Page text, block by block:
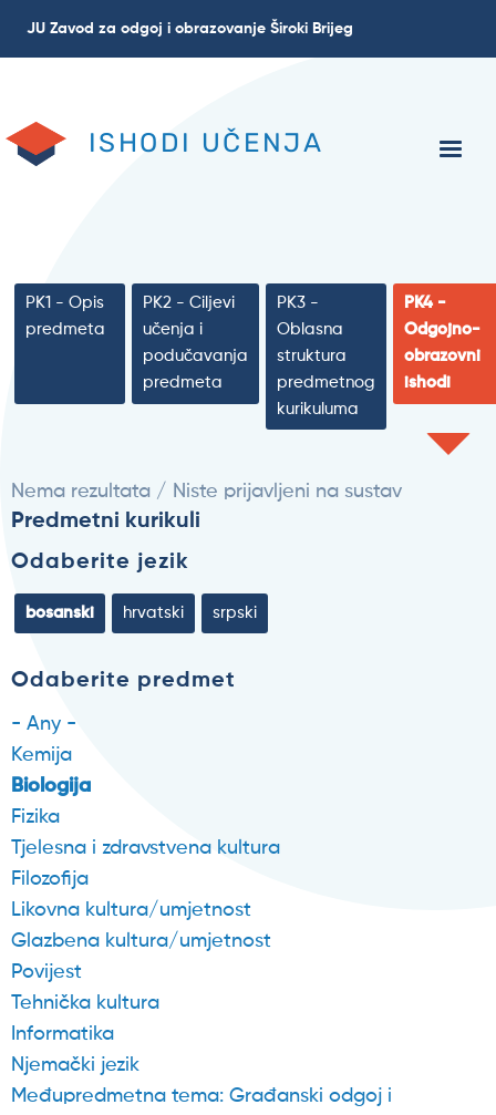
JU Zavod za odgoj i obrazovanje Široki Brijeg
ISHODI UČENJA
PK1 - Opis
predmeta
PK2 - Ciljevi
učenja i
podučavanja
predmeta
PK3 -
Oblasna
struktura
predmetnog
kurikuluma
PK4 -
Odgojno-
obrazovni
ishodi
Nema rezultata / Niste prijavljeni na sustav
Predmetni kurikuli
Odaberite jezik
bosanski hrvatski srpski
Odaberite predmet
- Any -
Kemija
Biologija
Fizika
Tjelesna i zdravstvena kultura
Filozofija
Likovna kultura/umjetnost
Glazbena kultura/umjetnost
Povijest
Tehnička kultura
Informatika
Njemački jezik
Međupredmetna tema: Građanski odgoj i